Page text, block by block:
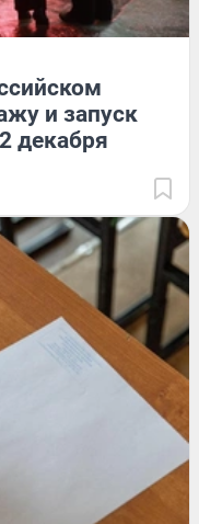
и запуск
декабря